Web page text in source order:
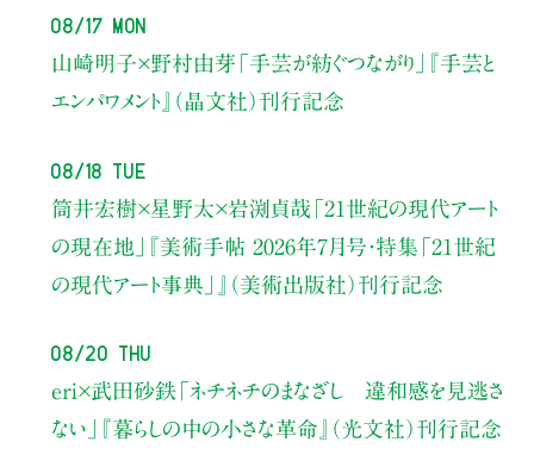
08/17 Mon
山崎明子×野村由芽 「手芸が紡ぐつながり」
『手芸と
エンパワメント』（晶文社）刊行記念
08/18 Tue
筒井宏樹×星野太×岩渕貞哉 「21世紀の現代アート
の現在地」
『美術手帖 2026年7月号・特集「21世紀
の現代アート事典」』（美術出版社）刊行記念
08/20 Thu
eri×武田砂鉄「ネチネチのまなざし 違和感を見逃さ
ない」
『暮らしの中の小さな革命』（光文社）刊行記念